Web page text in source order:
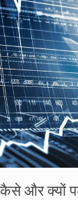
कैसे और क्यों